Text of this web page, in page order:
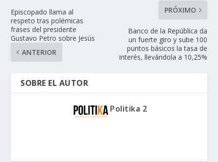
Episcopado llama al
respeto tras polémicas
frases del presidente
Gustavo Petro sobre Jesús
ANTERIOR
PRÓXIMO
Banco de la República da
un fuerte giro y sube 100
puntos básicos la tasa de
interés, llevándola a 10,25%
SOBRE EL AUTOR
Politika 2